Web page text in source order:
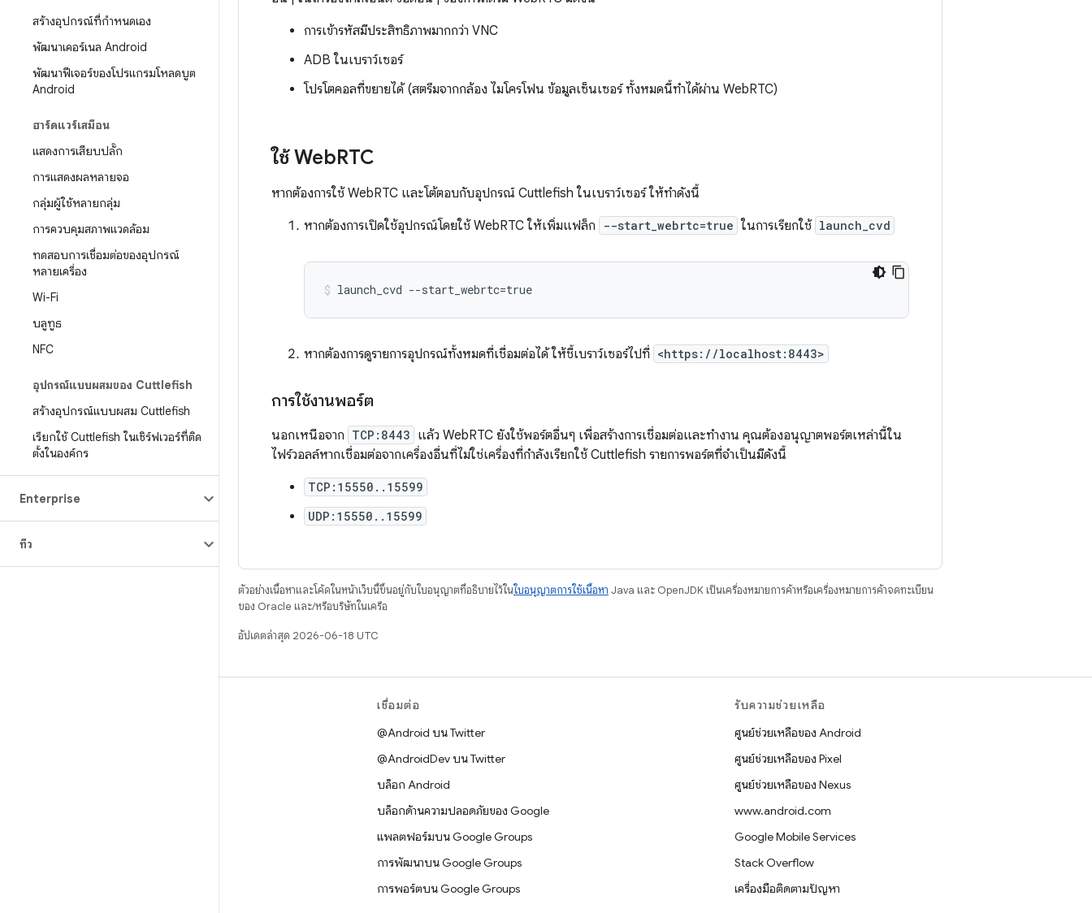
สร้างอุปกรณ์ที่กำหนดเอง
พัฒนาเคอร์เนล Android
พัฒนาฟีเจอร์ของโปรแกรมโหลดบูต
Android
ฮาร์ดแวร์เสมือน
แสดงการเสียบปลั๊ก
การแสดงผลหลายจอ
กลุ่มผู้ใช้หลายกลุ่ม
การควบคุมสภาพแวดล้อม
ทดสอบการเชื่อมต่อของอุปกรณ์
หลายเครื่อง
Wi-Fi
บลูทูธ
NFC
อุปกรณ์แบบผสมของ Cuttlefish
สร้างอุปกรณ์แบบผสม Cuttlefish
เรียกใช้ Cuttlefish ในเซิร์ฟเวอร์ที่ติด
ตั้งในองค์กร
Enterprise
ทีวี
การเข้ารหัสมีประสิทธิภาพมากกว่า VNC
ADB ในเบราว์เซอร์
โปรโตคอลที่ขยายได้ (สตรีมจากกล้อง ไมโครโฟน ข้อมูลเซ็นเซอร์ ทั้งหมดนี้ทำได้ผ่าน WebRTC)
ใช้ WebRTC
หากต้องการใช้ WebRTC และโต้ตอบกับอุปกรณ์ Cuttlefish ในเบราว์เซอร์ ให้ทำดังนี้
หากต้องการเปิดใช้อุปกรณ์โดยใช้ WebRTC ให้เพิ่มแฟล็ก
--start_webrtc=true ในการเรียกใช้ launch_cvd
หากต้องการดูรายการอุปกรณ์ทั้งหมดที่เชื่อมต่อได้ ให้ชี้เบราว์เซอร์ไปที่ <https://localhost:8443>
การใช้งานพอร์ต
นอกเหนือจาก TCP:8443 แล้ว WebRTC ยังใช้พอร์ตอื่นๆ เพื่อสร้างการเชื่อมต่อและทำงาน คุณต้องอนุญาตพอร์ตเหล่านี้ใน
ไฟร์วอลล์หากเชื่อมต่อจากเครื่องอื่นที่ไม่ใช่เครื่องที่กำลังเรียกใช้ Cuttlefish รายการพอร์ตที่จำเป็นมีดังนี้
TCP:15550..15599
UDP:15550..15599
ตัวอย่างเนื้อหาและโค้ดในหน้าเว็บนี้ขึ้นอยู่กับใบอนุญาตที่อธิบายไว้ในใบอนุญาตการใช้เนื้อหา Java และ OpenJDK เป็นเครื่องหมายการค้าหรือเครื่องหมายการค้าจดทะเบียน
ของ Oracle และ/หรือบริษัทในเครือ
อัปเดตล่าสุด 2026-06-18 UTC
เชื่อมต่อ
@Android บน Twitter
@AndroidDev บน Twitter
บล็อก Android
บล็อกด้านความปลอดภัยของ Google
แพลตฟอร์มบน Google Groups
การพัฒนาบน Google Groups
การพอร์ตบน Google Groups
รับความช่วยเหลือ
ศูนย์ช่วยเหลือของ Android
ศูนย์ช่วยเหลือของ Pixel
ศูนย์ช่วยเหลือของ Nexus
www.android.com
Google Mobile Services
Stack Overflow
เครื่องมือติดตามปัญหา